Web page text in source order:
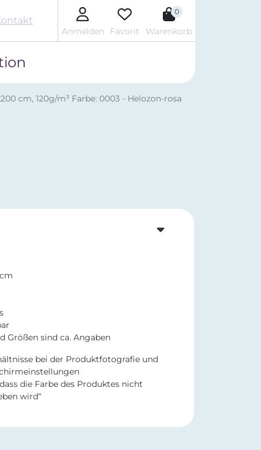
Anmelden Favorit
0
Warenkorb
cm, 120g/m³ Farbe: 0003 - Helozon-rosa
Größen sind ca. Angaben
bei der Produktfotografie und
die Farbe des Produktes nicht
wird“